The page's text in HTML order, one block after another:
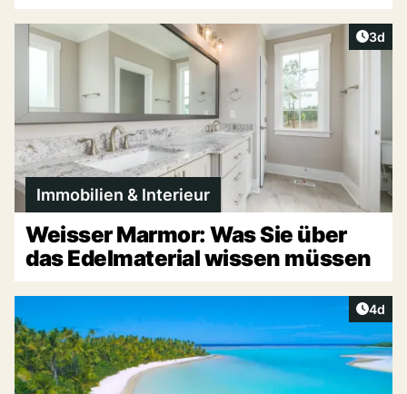
3d
Immobilien & Interieur
Weisser Marmor: Was Sie über
das Edelmaterial wissen müssen
4d